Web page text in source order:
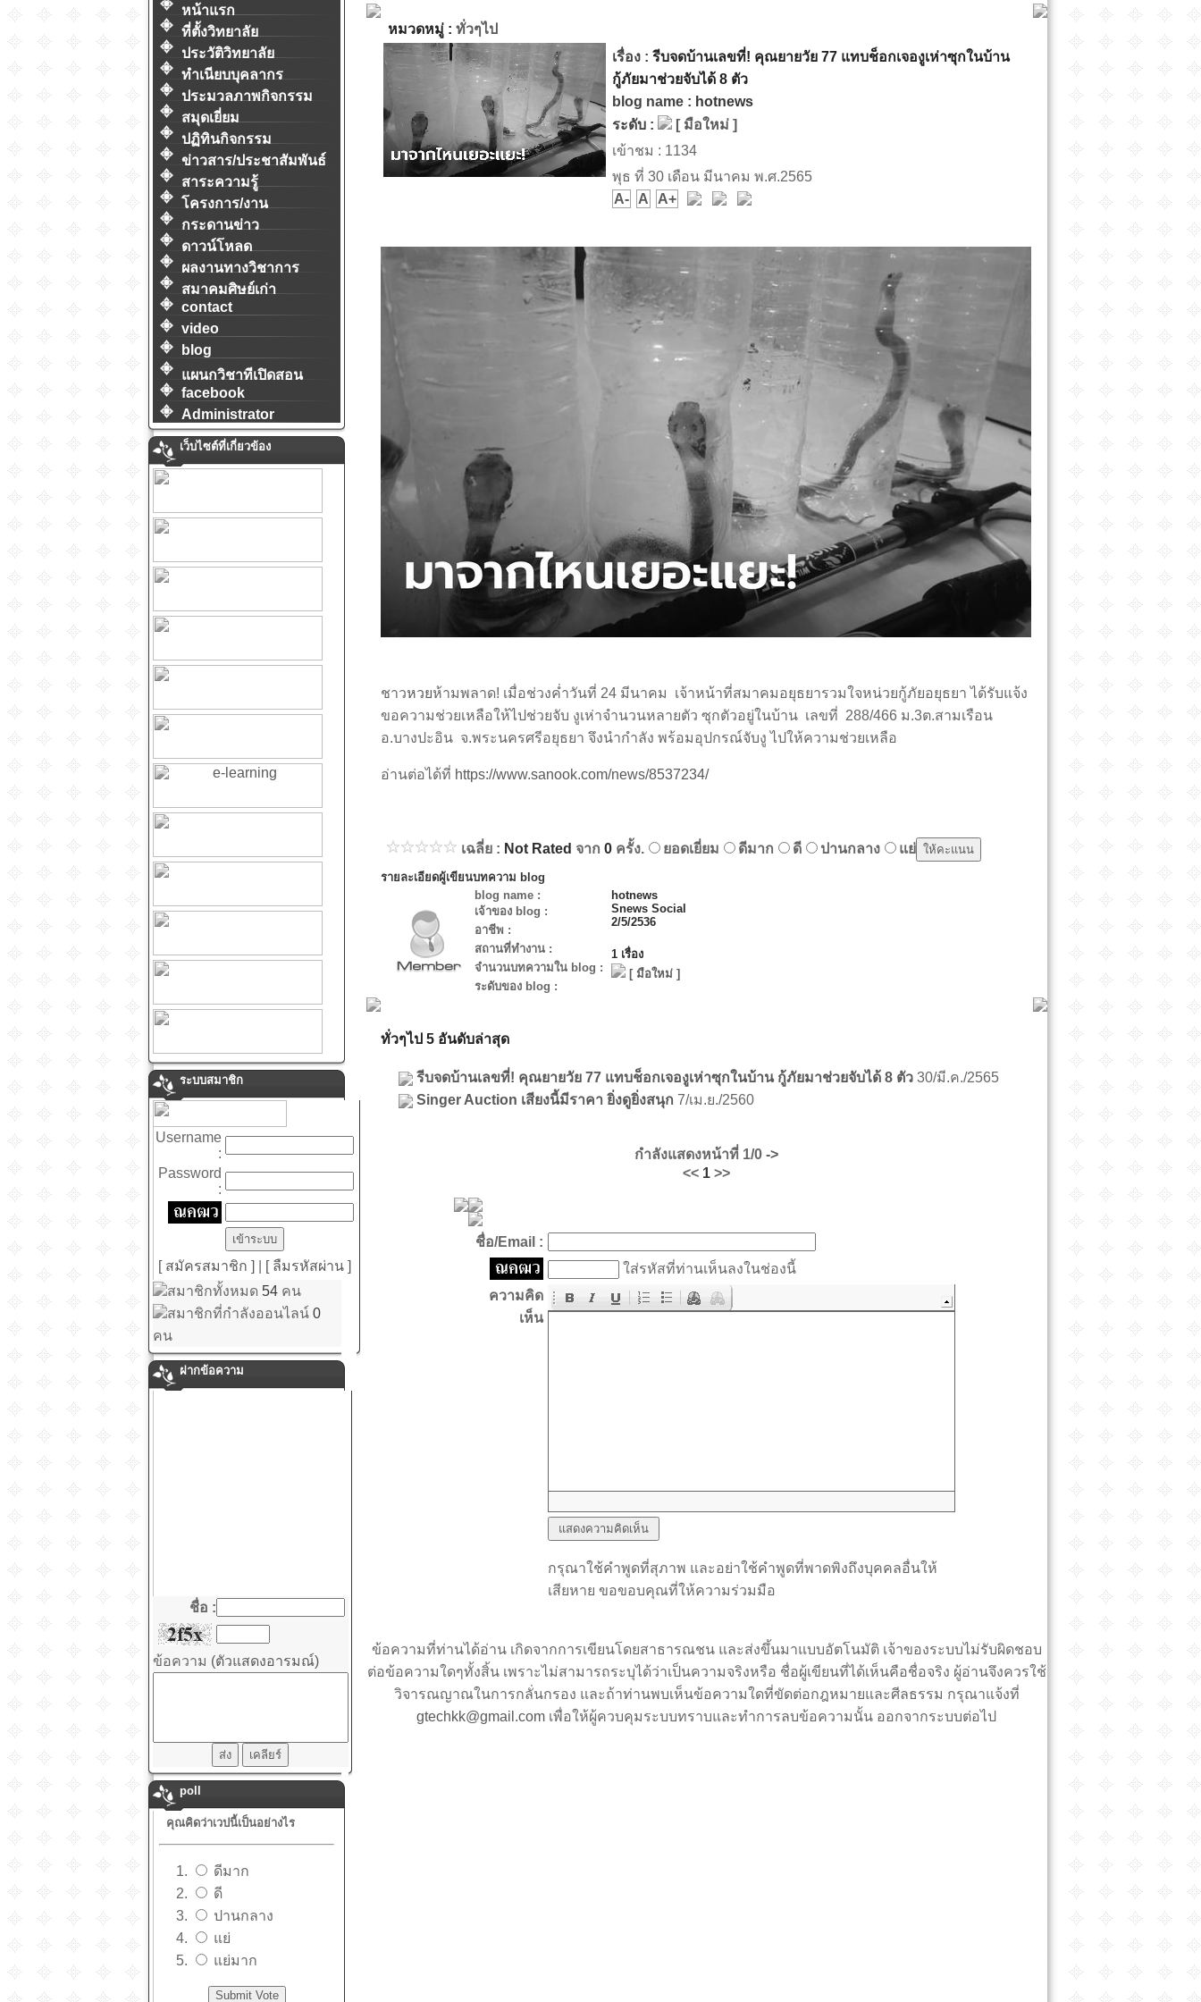
หน้าแรก
ที่ตั้งวิทยาลัย
ประวัติวิทยาลัย
ทำเนียบบุคลากร
ประมวลภาพกิจกรรม
สมุดเยี่ยม
ปฏิทินกิจกรรม
ข่าวสาร/ประชาสัมพันธ์
สาระความรู้
โครงการ/งาน
กระดานข่าว
ดาวน์โหลด
ผลงานทางวิชาการ
สมาคมศิษย์เก่า
contact
video
blog
แผนกวิชาทีเปิดสอน
facebook
Administrator
เว็บไซต์ที่เกี่ยวข้อง
ระบบสมาชิก
Username
:
Password
:
[ สมัครสมาชิก ]
[ ลืมรหัสผ่าน ]
สมาชิกทั้งหมด 54 คน
สมาชิกที่กำลังออนไลน์ 0
คน
ฝากข้อความ
ชื่อ :
ข้อความ (ตัวแสดงอารมณ์)
poll
คุณคิดว่าเวปนี้เป็นอย่างไร
ดีมาก
ดี
ปานกลาง
แย่
แย่มาก
หมวดหมู่ : ทั่วๆไป
เรื่อง : รีบจดบ้านเลขที่! คุณยายวัย 77 แทบช็อกเจองูเห่าซุกในบ้าน
กู้ภัยมาช่วยจับได้ 8 ตัว
blog name : hotnews
ระดับ :
[ มือใหม่ ]
เข้าชม : 1134
พุธ ที่ 30 เดือน มีนาคม พ.ศ.2565
A-
A A+
ชาวหวยห้ามพลาด! เมื่อช่วงค่ำวันที่ 24 มีนาคม เจ้าหน้าที่สมาคมอยุธยารวมใจหน่วยกู้ภัยอยุธยา ได้รับแจ้ง
ขอความช่วยเหลือให้ไปช่วยจับ งูเห่าจำนวนหลายตัว ซุกตัวอยู่ในบ้าน เลขที่ 288/466 ม.3ต.สามเรือน
อ.บางปะอิน จ.พระนครศรีอยุธยา จึงนำกำลัง พร้อมอุปกรณ์จับงู ไปให้ความช่วยเหลือ
อ่านต่อได้ที่ https://www.sanook.com/news/8537234/
เฉลี่ย : Not Rated จาก 0 ครั้ง. ยอดเยี่ยม ดีมาก ดี ปานกลาง แย่
รายละเอียดผู้เขียนบทความ blog
blog name :
เจ้าของ blog :
อาชีพ :
สถานที่ทำงาน :
จำนวนบทความใน blog :
ระดับของ blog :
hotnews
Snews Social
2/5/2536
1 เรื่อง
[ มือใหม่ ]
ทั่วๆไป 5 อันดับล่าสุด
รีบจดบ้านเลขที่! คุณยายวัย 77 แทบช็อกเจองูเห่าซุกในบ้าน กู้ภัยมาช่วยจับได้ 8 ตัว30/มี.ค./2565
Singer Auction เสียงนี้มีราคา ยิ่งดูยิ่งสนุก 7/เม.ย./2560
กำลังแสดงหน้าที่ 1/0 ->
<< 1 >>
ชื่อ/Email :
ใส่รหัสที่ท่านเห็นลงในช่องนี้
ความคิด
เห็น
กรุณาใช้คำพูดที่สุภาพ และอย่าใช้คำพูดที่พาดพิงถึงบุคคลอื่นให้
เสียหาย ขอขอบคุณที่ให้ความร่วมมือ
ข้อความที่ท่านได้อ่าน เกิดจากการเขียนโดยสาธารณชน และส่งขึ้นมาแบบอัตโนมัติ เจ้าของระบบไม่รับผิดชอบ
ต่อข้อความใดๆทั้งสิ้น เพราะไม่สามารถระบุได้ว่าเป็นความจริงหรือ ชื่อผู้เขียนที่ได้เห็นคือชื่อจริง ผู้อ่านจึงควรใช้
วิจารณญาณในการกลั่นกรอง และถ้าท่านพบเห็นข้อความใดที่ขัดต่อกฎหมายและศีลธรรม กรุณาแจ้งที่
gtechkk@gmail.com เพื่อให้ผู้ควบคุมระบบทราบและทำการลบข้อความนั้น ออกจากระบบต่อไป